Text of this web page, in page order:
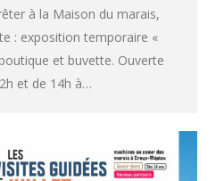
à la Maison du marais,
: exposition temporaire «
et buvette. Ouverte
et de 14h à…